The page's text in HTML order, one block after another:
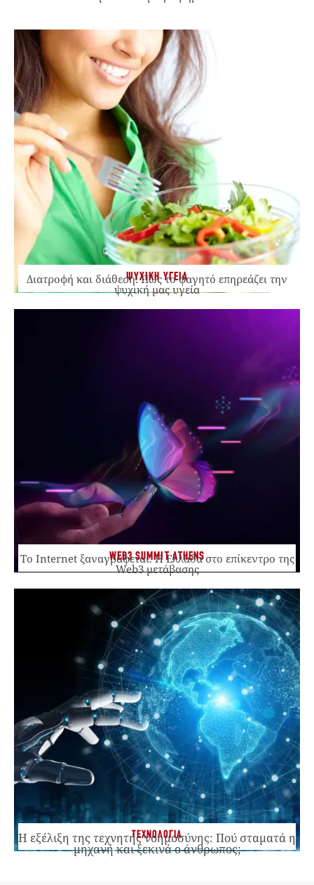
ΨΥΧΙΚΗ ΥΓΕΙΑ
Διατροφή και διάθεση: Πώς το φαγητό επηρεάζει την
ψυχική μας υγεία
WEB3 SUMMIT ATHENS
Το Internet ξαναγράφεται. Η Ελλάδα στο επίκεντρο της
Web3 μετάβασης
ΤΕΧΝΟΛΟΓΙΑ
Η εξέλιξη της τεχνητής νοημοσύνης: Πού σταματά η
μηχανή και ξεκινά ο άνθρωπος;